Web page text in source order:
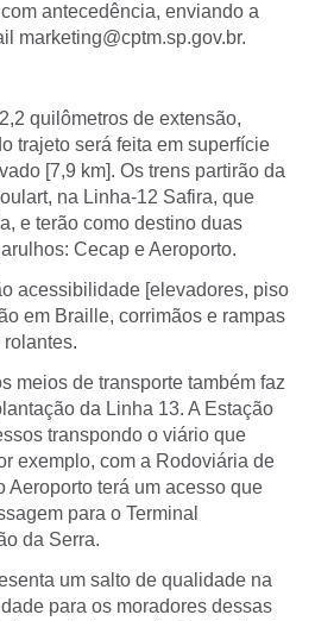
antecedência, enviando a
marketing@cptm.sp.gov.br.
quilômetros de extensão,
trajeto será feita em superfície
[7,9 km]. Os trens partirão da
na Linha-12 Safira, que
e terão como destino duas
Cecap e Aeroporto.
acessibilidade [elevadores, piso
em Braille, corrimãos e rampas
meios de transporte também faz
da Linha 13. A Estação
transpondo o viário que
exemplo, com a Rodoviária de
Aeroporto terá um acesso que
para o Terminal
da Serra.
um salto de qualidade na
para os moradores dessas